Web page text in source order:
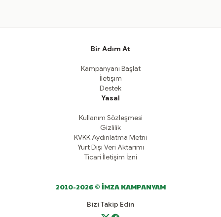
Bir Adım At
Kampanyanı Başlat
İletişim
Destek
Yasal
Kullanım Sözleşmesi
Gizlilik
KVKK Aydınlatma Metni
Yurt Dışı Veri Aktarımı
Ticari İletişim İzni
2010-2026 © İMZA KAMPANYAM
Bizi Takip Edin